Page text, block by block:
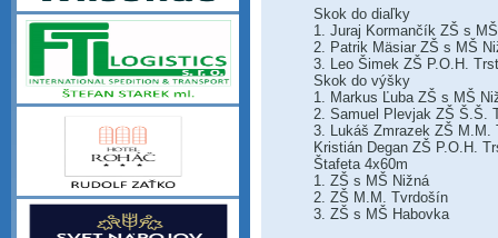
Skok do diaľky
1. Juraj Kormančík ZŠ s
2. Patrik Mäsiar ZŠ s MŠ
3. Leo Šimek ZŠ P.O.H.
Skok do výšky
1. Markus Ľuba ZŠ s MŠ
2. Samuel Plevjak ZŠ Š.Š.
3. Lukáš Zmrazek ZŠ M.M.
Kristián Degan ZŠ P.O.H.
Štafeta 4x60m
1. ZŠ s MŠ Nižná
2. ZŠ M.M. Tvrdošín
3. ZŠ s MŠ Habovka